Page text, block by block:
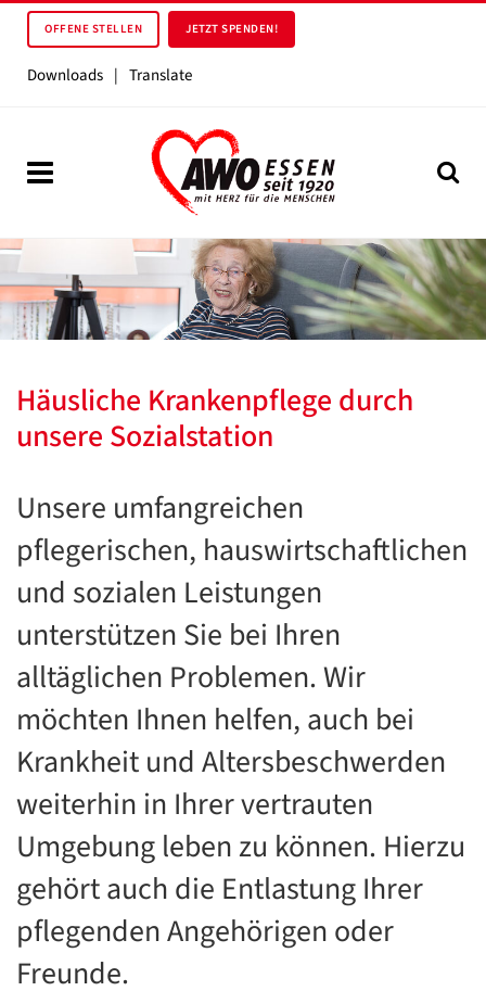
OFFENE STELLEN JETZT SPENDEN!
Downloads | Translate
Häusliche Krankenpflege durch
unsere Sozialstation
Unsere umfangreichen
pflegerischen, hauswirtschaftlichen
und sozialen Leistungen
unterstützen Sie bei Ihren
alltäglichen Problemen. Wir
möchten Ihnen helfen, auch bei
Krankheit und Altersbeschwerden
weiterhin in Ihrer vertrauten
Umgebung leben zu können. Hierzu
gehört auch die Entlastung Ihrer
pflegenden Angehörigen oder
Freunde.